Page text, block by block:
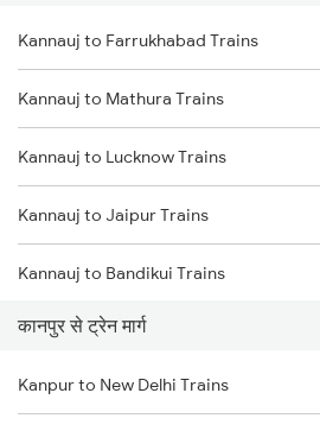
Delhi to Jammu Trains
Mumbai to Delhi Trains
Mumbai to Goa Trains
Chennai to Coimbatore Trains
Kannauj to Farrukhabad Trains
Kannauj to Mathura Trains
Kannauj to Lucknow Trains
Kannauj to Jaipur Trains
Kannauj to Bandikui Trains
Kannauj to Vadodara Trains
Kannauj to Ajmer Trains
कानपुर से ट्रेन मार्ग
Kanpur to New Delhi Trains